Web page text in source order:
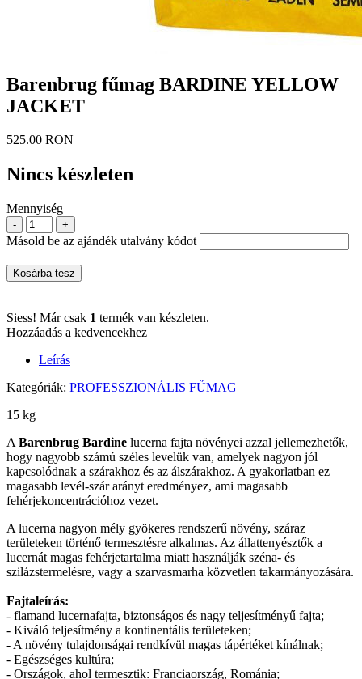
Barenbrug fűmag BARDINE YELLOW
JACKET
525.00 RON
Nincs készleten
Mennyiség
- +
Másold be az ajándék utalvány kódot
Kosárba tesz
Siess! Már csak 1 termék van készleten.
Hozzáadás a kedvencekhez
Leírás
Kategóriák: PROFESSZIONÁLIS FŰMAG
15 kg
A Barenbrug Bardine lucerna fajta növényei azzal jellemezhetők,
hogy nagyobb számú széles levelük van, amelyek nagyon jól
kapcsolódnak a szárakhoz és az álszárakhoz. A gyakorlatban ez
magasabb levél-szár arányt eredményez, ami magasabb
fehérjekoncentrációhoz vezet.
A lucerna nagyon mély gyökeres rendszerű növény, száraz
területeken történő termesztésre alkalmas. Az állattenyésztők a
lucernát magas fehérjetartalma miatt használják széna- és
szilázstermelésre, vagy a szarvasmarha közvetlen takarmányozására.
Fajtaleírás:
- flamand lucernafajta, biztonságos és nagy teljesítményű fajta;
- Kiváló teljesítmény a kontinentális területeken;
- A növény tulajdonságai rendkívül magas tápértéket kínálnak;
- Egészséges kultúra;
- Országok, ahol termesztik: Franciaország, Románia;